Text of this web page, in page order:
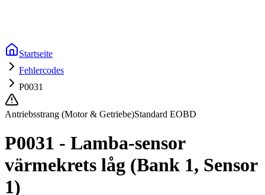
Startseite
Fehlercodes
P0031
Antriebsstrang (Motor & Getriebe)Standard EOBD
P0031 - Lamba-sensor
värmekrets låg (Bank 1, Sensor
1)